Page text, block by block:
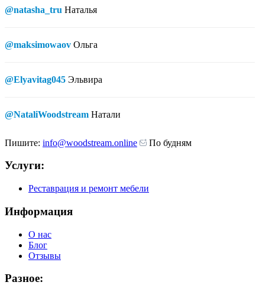
@natasha_tru Наталья
@maksimowaov Ольга
@Elyavitag045 Эльвира
@NataliWoodstream Натали
Пишите: info@woodstream.online По будням
Услуги:
Реставрация и ремонт мебели
Информация
О нас
Блог
Отзывы
Разное: